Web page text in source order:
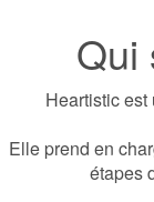
Qui
Heartistic
Elle prend en
étapes